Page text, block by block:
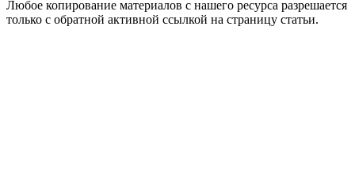
Любое копирование материалов с нашего ресурса разрешается
только с обратной активной ссылкой на страницу статьи.